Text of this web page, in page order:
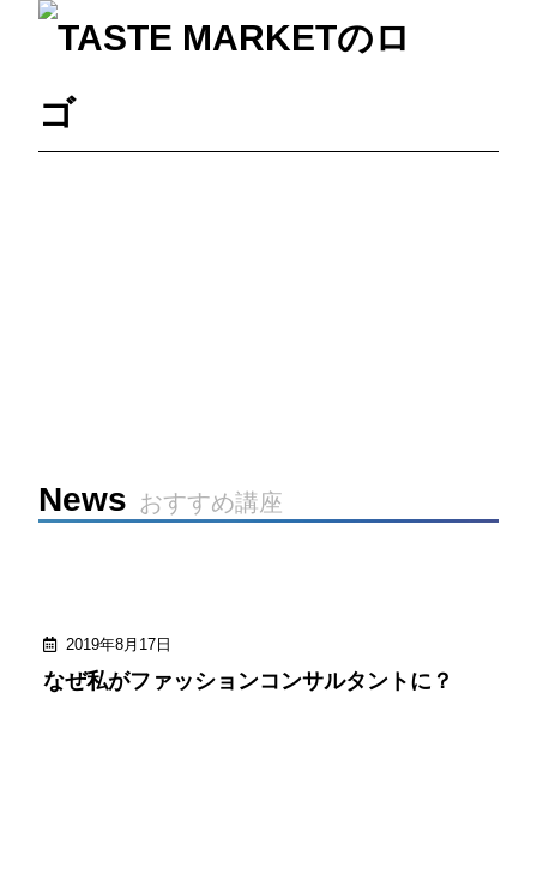
News おすすめ講座
2019年8月17日
なぜ私がファッションコンサルタントに？